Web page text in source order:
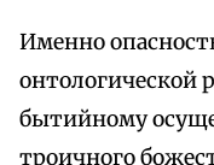
Именно
онтологической
бытийному
троичного